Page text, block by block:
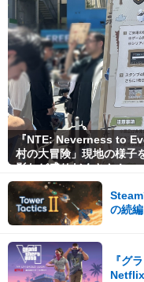
『NTE: Neverness to
村の大冒険」現地の様子
影など盛りだくさん！
の続
『グ